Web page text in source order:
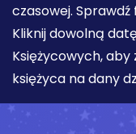
czasowej. Sprawdź
Kliknij dowolną
Księżycowych,
księżyca na dany